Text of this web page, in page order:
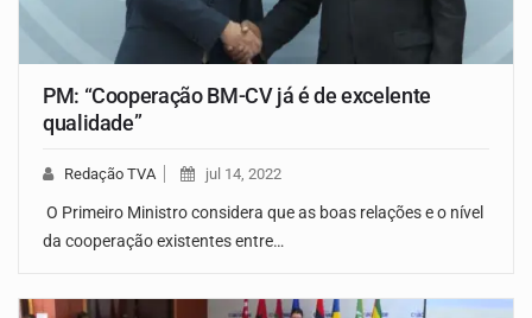
PM: “Cooperação BM-CV já é de excelente
qualidade”
Redação TVA jul 14, 2022
O Primeiro Ministro considera que as boas relações e o nível
da cooperação existentes entre…